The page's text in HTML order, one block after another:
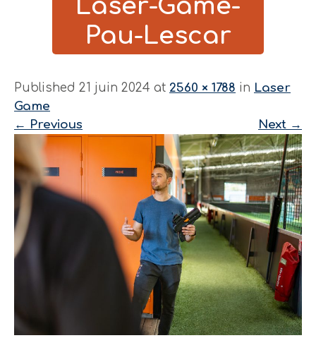
Laser-Game-
Pau-Lescar
Published 21 juin 2024 at 2560 × 1788 in Laser
Game
← Previous Next →